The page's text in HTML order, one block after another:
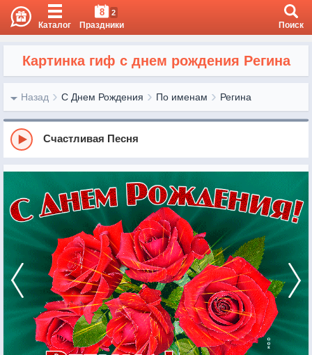
Каталог
8 2
Праздники Поиск
Картинка гиф с днем рождения Регина
Назад С Днем Рождения По именам Регина
Счастливая Песня